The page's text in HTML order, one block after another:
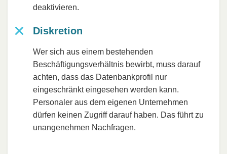
deaktivieren.
Diskretion
Wer sich aus einem bestehenden
Beschäftigungsverhältnis bewirbt, muss darauf
achten, dass das Datenbankprofil nur
eingeschränkt eingesehen werden kann.
Personaler aus dem eigenen Unternehmen
dürfen keinen Zugriff darauf haben. Das führt zu
unangenehmen Nachfragen.